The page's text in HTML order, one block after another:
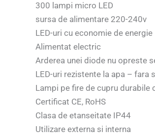
300 lampi micro LED
sursa de alimentare 220-240v
LED-uri cu economie de energie
Alimentat electric
Arderea unei diode nu opreste
LED-uri rezistente la apa – fara
Lampi pe fire de cupru durabile
Certificat CE, RoHS
Clasa de etanseitate IP44
Utilizare externa si interna